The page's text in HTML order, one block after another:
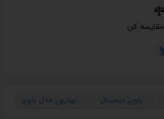
مقایسه کن
پلوپز دیجیتال بهترین مدل پلوپز